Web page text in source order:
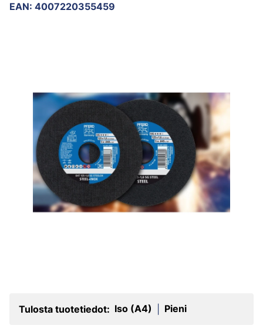
EAN: 4007220355459
Tulosta tuotetiedot: Iso (A4) Pieni